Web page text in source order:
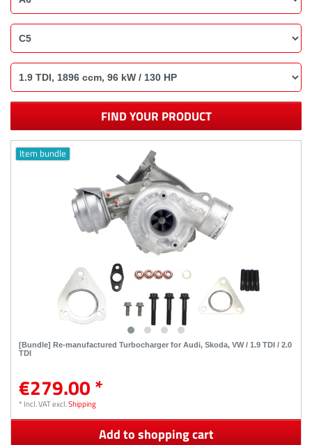
FIND YOUR PRODUCT
Item bundle
[Bundle] Re-manufactured Turbocharger for Audi, Skoda, VW / 1.9 TDI / 2.0
TDI
€279.00 *
* Incl. VATexcl.Shipping
Add to shopping cart